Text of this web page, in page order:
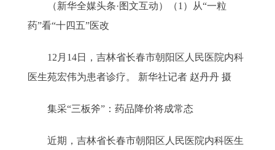
（新华全媒头条·图文互动）（1）从“一粒
药”看“十四五”医改
12月14日，吉林省长春市朝阳区人民医院内科
医生苑宏伟为患者诊疗。 新华社记者 赵丹丹 摄
集采“三板斧”：药品降价将成常态
近期，吉林省长春市朝阳区人民医院内科医生